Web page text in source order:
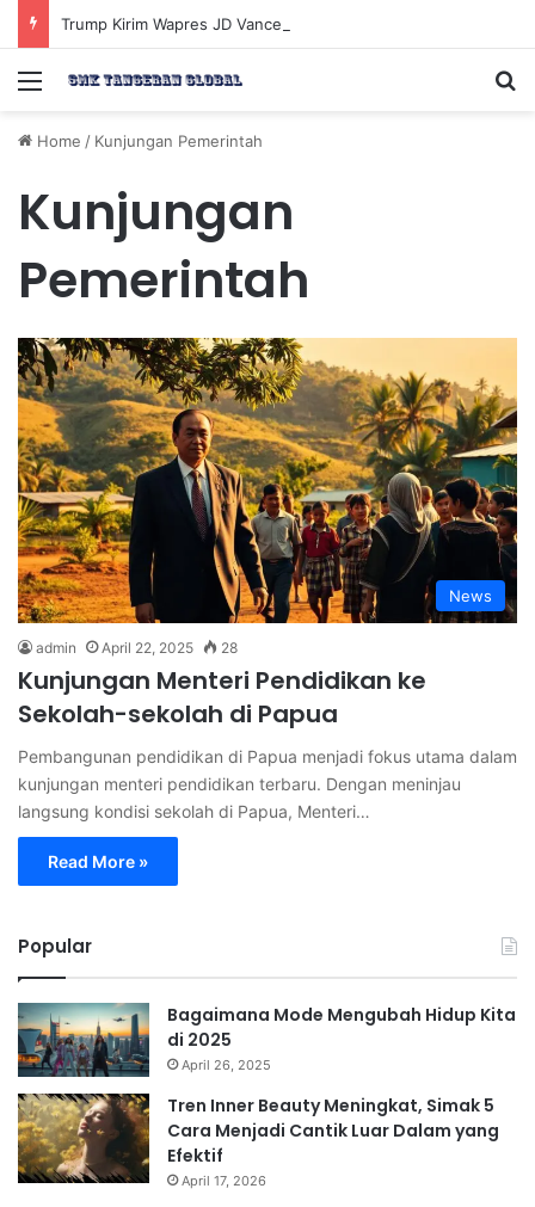
Menu
Home / Kunjungan Pemerintah
Kunjungan
Pemerintah
News
admin April 22, 2025 28
Kunjungan Menteri Pendidikan ke
Sekolah-sekolah di Papua
Pembangunan pendidikan di Papua menjadi fokus utama dalam
kunjungan menteri pendidikan terbaru. Dengan meninjau
langsung kondisi sekolah di Papua, Menteri…
Read More »
Popular
Bagaimana Mode Mengubah Hidup Kita
di 2025
April 26, 2025
Tren Inner Beauty Meningkat, Simak 5
Cara Menjadi Cantik Luar Dalam yang
Efektif
April 17, 2026